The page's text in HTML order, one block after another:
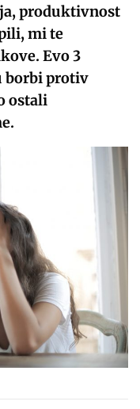
produktivnost
mi te
Evo 3
borbi protiv
ostali